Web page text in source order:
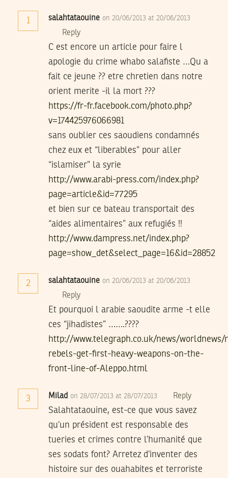
1 salahtataouine on 20/06/2013 at 20/06/2013
Reply
C est encore un article pour faire l
apologie du crime whabo salafiste …Qu a
fait ce jeune ?? etre chretien dans notre
orient merite -il la mort ???
https://fr-fr.facebook.com/photo.php?
v=174425976066981
sans oublier ces saoudiens condamnés
chez eux et “liberables” pour aller
“islamiser” la syrie
http://www.arabi-press.com/index.php?
page=article&id=77295
et bien sur ce bateau transportait des
“aides alimentaires” aux refugiés !!
http://www.dampress.net/index.php?
page=show_det&select_page=16&id=28852
2 salahtataouine on 20/06/2013 at 20/06/2013
Reply
Et pourquoi l arabie saoudite arme -t elle
ces “jihadistes” …….????
http://www.telegraph.co.uk/news/worldnews/
rebels-get-first-heavy-weapons-on-the-
front-line-of-Aleppo.html
3 Milad on 28/07/2013 at 28/07/2013 Reply
Salahtataouine, est-ce que vous savez
qu’un président est responsable des
tueries et crimes contre l’humanité que
ses sodats font? Arretez d’inventer des
histoire sur des ouahabites et terroriste